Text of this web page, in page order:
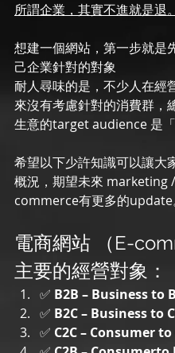
所謂企業，其實不進就是退。
想建一個網站，第一步就是
己企業針對的對象
耐人尋味的是，不少人在經
來沒有考慮針對的消費群，
生意的target audience 是「
希望以下少許知識可以讓大
概況，期望未來 marketing
commerce有更多的update
電商網站 （E-
主要的經營對象：
✅ B2B – Business to
✅ B2C – Business to
✅ C2C – Consumer